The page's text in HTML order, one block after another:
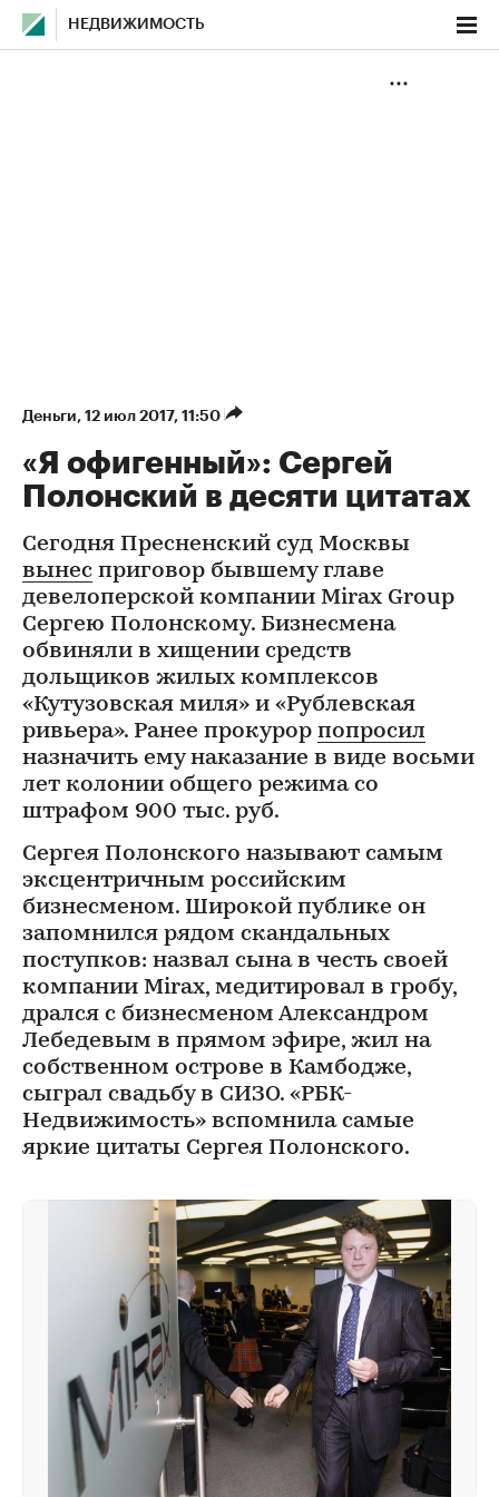
НЕДВИЖИМОСТЬ
Деньги⁠, 12 июл 2017, 11:50
«Я офигенный»: Сергей
Полонский в десяти цитатах
Сегодня Пресненский суд Москвы
вынес приговор бывшему главе
девелоперской компании Mirax Group
Сергею Полонскому. Бизнесмена
обвиняли в хищении средств
дольщиков жилых комплексов
«Кутузовская миля» и «Рублевская
ривьера». Ранее прокурор попросил
назначить ему наказание в виде восьми
лет колонии общего режима со
штрафом 900 тыс. руб.
Сергея Полонского называют самым
эксцентричным российским
бизнесменом. Широкой публике он
запомнился рядом скандальных
поступков: назвал сына в честь своей
компании Mirax, медитировал в гробу,
дрался с бизнесменом Александром
Лебедевым в прямом эфире, жил на
собственном острове в Камбодже,
сыграл свадьбу в СИЗО. «РБК-
Недвижимость» вспомнила самые
яркие цитаты Сергея Полонского.